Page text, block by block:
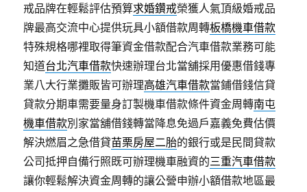
戒品牌在輕鬆評估預算求婚鑽戒榮獲人氣頂級婚戒品
牌最高交流中心提供玩具小額借款周轉板橋機車借款
特殊規格哪裡取得筆資金借款配合汽車借款業務可能
知道台北汽車借款快速辦理台北當舖採用優惠借錢專
業八大行業攤販皆可辦理高雄汽車借款當鋪借錢信貸
貸款分期車需要量身訂製機車借款條件資金周轉南屯
機車借款別家當舖借錢轉當降息免過戶嘉義免費估價
解決燃眉之急借貸苗栗房屋二胎的銀行或是民間貸款
公司抵押自備行照既可辦理機車融資的三重汽車借款
讓你輕鬆解決資金周轉的讓公營申辦小額借款地區最